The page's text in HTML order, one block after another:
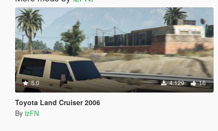
5.0 4.129 16
Toyota Land Cruiser 2006
By izFN